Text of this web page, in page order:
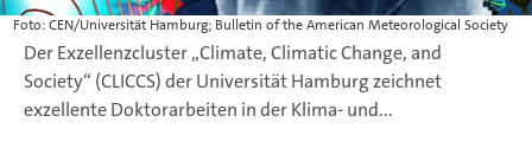
Foto: CEN/Universität Hamburg; Bulletin of the American Meteorological Society
Der Exzellenzcluster „Climate, Climatic Change, and
Society“ (CLICCS) der Universität Hamburg zeichnet
exzellente Doktorarbeiten in der Klima- und...